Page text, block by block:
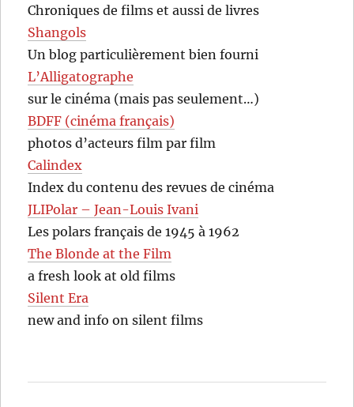
Chroniques de films et aussi de livres
Shangols
Un blog particulièrement bien fourni
L’Alligatographe
sur le cinéma (mais pas seulement…)
BDFF (cinéma français)
photos d’acteurs film par film
Calindex
Index du contenu des revues de cinéma
JLIPolar – Jean-Louis Ivani
Les polars français de 1945 à 1962
The Blonde at the Film
a fresh look at old films
Silent Era
new and info on silent films